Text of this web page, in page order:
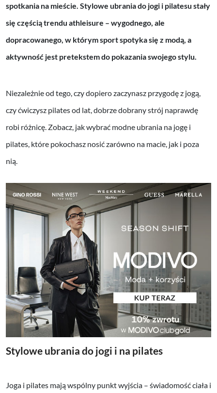
spotkania na mieście. Stylowe ubrania do jogi i pilatesu stały
się częścią trendu athleisure – wygodnego, ale
dopracowanego, w którym sport spotyka się z modą, a
aktywność jest pretekstem do pokazania swojego stylu.
Niezależnie od tego, czy dopiero zaczynasz przygodę z jogą,
czy ćwiczysz pilates od lat, dobrze dobrany strój naprawdę
robi różnicę. Zobacz, jak wybrać modne ubrania na jogę i
pilates, które pokochasz nosić zarówno na macie, jak i poza
nią.
Stylowe ubrania do jogi i na pilates
Joga i pilates mają wspólny punkt wyjścia – świadomość ciała i